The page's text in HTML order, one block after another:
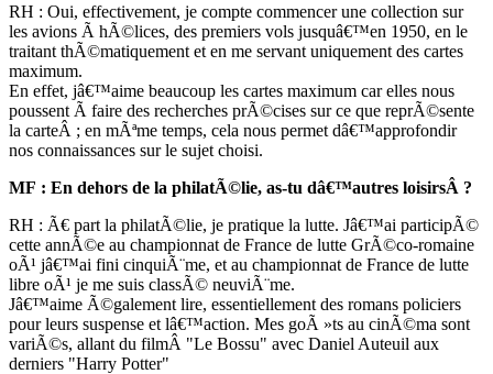
RH : Oui, effectivement, je compte commencer une collection sur
les avions Ã hÃ©lices, des premiers vols jusquâ€™en 1950, en le
traitant thÃ©matiquement et en me servant uniquement des cartes
maximum.
En effet, jâ€™aime beaucoup les cartes maximum car elles nous
poussent Ã faire des recherches prÃ©cises sur ce que reprÃ©sente
la carteÂ ; en mÃªme temps, cela nous permet dâ€™approfondir
nos connaissances sur le sujet choisi.
MF : En dehors de la philatÃ©lie, as-tu dâ€™autres loisirsÂ ?
RH : Ã€ part la philatÃ©lie, je pratique la lutte. Jâ€™ai participÃ©
cette annÃ©e au championnat de France de lutte GrÃ©co-romaine
oÃ¹ jâ€™ai fini cinquiÃ¨me, et au championnat de France de lutte
libre oÃ¹ je me suis classÃ© neuviÃ¨me.
Jâ€™aime Ã©galement lire, essentiellement des romans policiers
pour leurs suspense et lâ€™action. Mes goÃ »ts au cinÃ©ma sont
variÃ©s, allant du filmÂ "Le Bossu" avec Daniel Auteuil aux
derniers "Harry Potter"